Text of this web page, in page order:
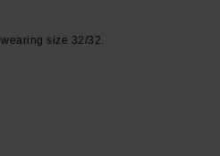
size 32/32.